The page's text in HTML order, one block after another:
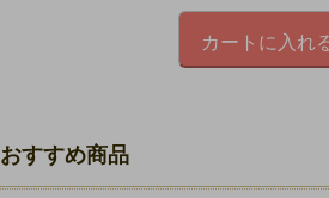
カートに入れ
おすすめ商品